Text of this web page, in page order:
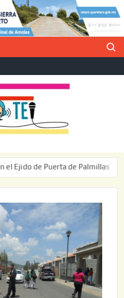
Puerta de Palmillas